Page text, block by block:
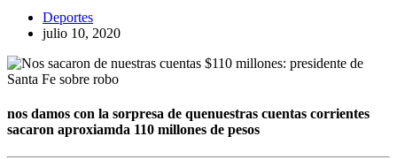
Deportes
julio 10, 2020
nos damos con la sorpresa de quenuestras cuentas corrientes
sacaron aproxiamda 110 millones de pesos